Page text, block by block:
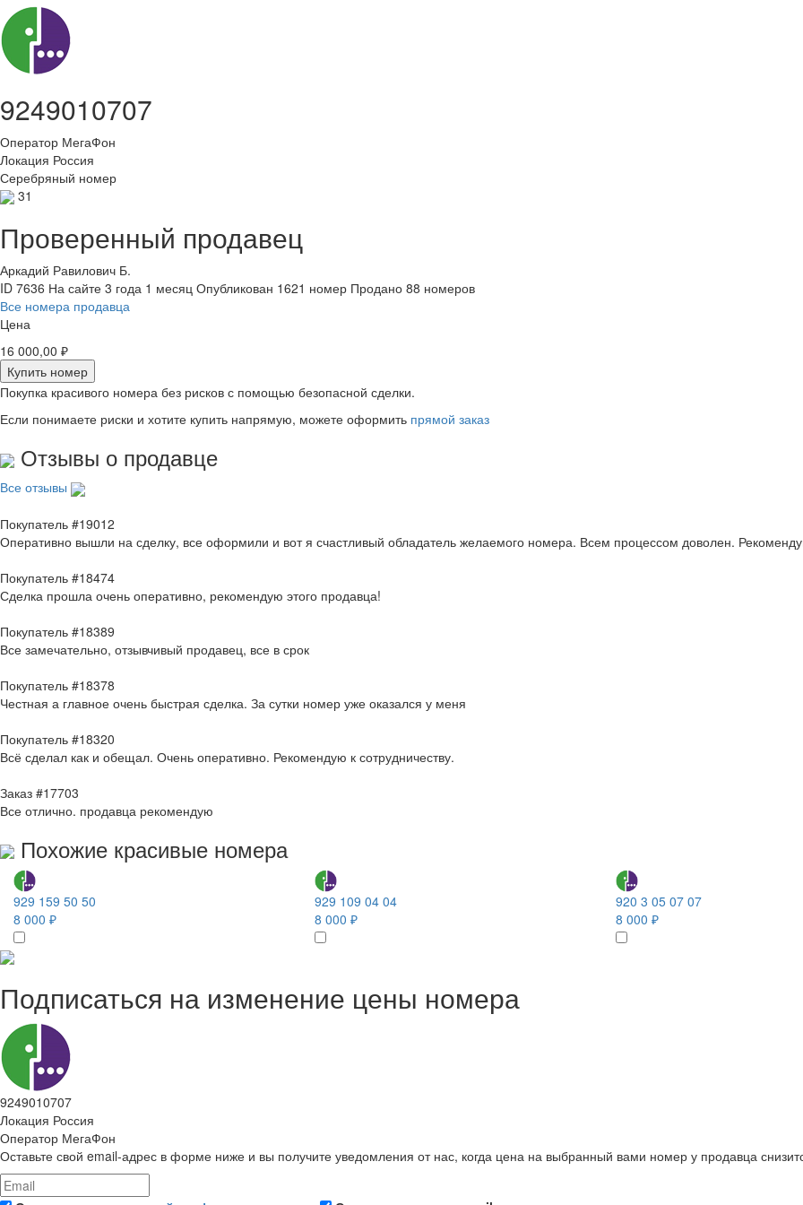
9249010707
Оператор МегаФон
Локация Россия
Серебряный номер
31
Проверенный продавец
Аркадий Равилович Б.
ID 7636 На сайте 3 года 1 месяц Опубликован 1621 номер Продано 88 номеров
Все номера продавца
Цена
16 000,00 ₽
Купить номер
Покупка красивого номера без рисков с помощью безопасной сделки.
Если понимаете риски и хотите купить напрямую, можете оформить прямой заказ
Отзывы о продавце
Все отзывы
Покупатель #19012
Оперативно вышли на сделку, все оформили и вот я счастливый обладатель желаемого номера. Всем процессом доволен.
Покупатель #18474
Сделка прошла очень оперативно, рекомендую этого продавца!
Покупатель #18389
Все замечательно, отзывчивый продавец, все в срок
Покупатель #18378
Честная а главное очень быстрая сделка. За сутки номер уже оказался у меня
Покупатель #18320
Всё сделал как и обещал. Очень оперативно. Рекомендую к сотрудничеству.
Заказ #17703
Все отлично. продавца рекомендую
Похожие красивые номера
929 159 50 50
8 000 ₽
929 109 04 04
8 000 ₽
920 3 05 07 07
8 000 ₽
Подписаться на изменение цены номера
9249010707
Локация Россия
Оператор МегаФон
Оставьте свой email-адрес в форме ниже и вы получите уведомления от нас, когда цена на выбранный вами номер у продавца